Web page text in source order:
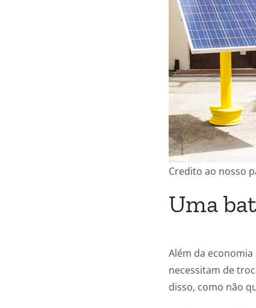
Credito ao nosso
Uma
Além da
necessitam de
disso, como não